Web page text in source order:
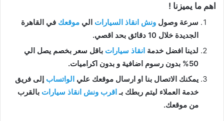
اهم ما يميزنا !
سرعة وصول ونش انقاذ السيارات الي موقعك في القاهرة
الجديدة خلال 10 دقائق بحد اقصي.
لدينا افضل خدمة انقاذ سيارات باقل سعر بخصم يصل الي
50% بدون رسوم اضافية و بدون اكراميات.
يمكنك الاتصال بنا او ارسال موقعك علي الواتساب إلى فريق
خدمة العملاء ليتم ربطك بـ اقرب ونش انقاذ سيارات بالقرب
من موقعك.